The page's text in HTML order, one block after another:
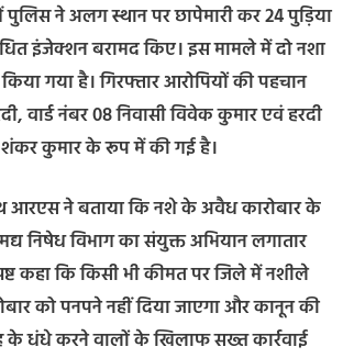
पुलिस ने अलग स्थान पर छापेमारी कर 24 पुड़िया
इंजेक्शन बरामद किए। इस मामले में दो नशा
गया है। गिरफ्तार आरोपियों की पहचान
वार्ड नंबर 08 निवासी विवेक कुमार एवं हरदी
शंकर कुमार के रूप में की गई है।
आरएस ने बताया कि नशे के अवैध कारोबार के
निषेध विभाग का संयुक्त अभियान लगातार
कहा कि किसी भी कीमत पर जिले में नशीले
को पनपने नहीं दिया जाएगा और कानून की
के धंधे करने वालों के खिलाफ सख्त कार्रवाई